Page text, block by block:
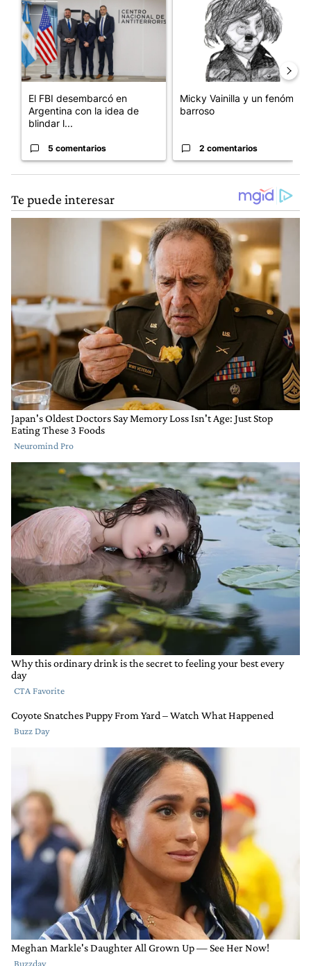
El FBI desembarcó en
Argentina con la idea de
blindar l...
5 comentarios
Micky Vainilla y un fenómeno
barroso
2 comentarios